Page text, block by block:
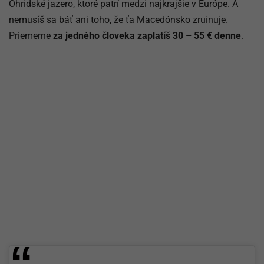
Ohridské jazero, ktoré patrí medzi najkrajšie v Európe. A
nemusíš sa báť ani toho, že ťa Macedónsko zruinuje.
Priemerne za jedného človeka zaplatíš 30 – 55 € denne.